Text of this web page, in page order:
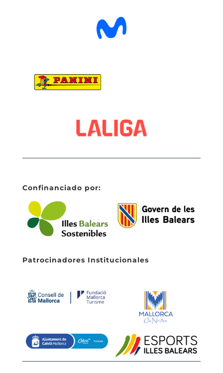
Confinanciado por:
Patrocinadores Institucionales